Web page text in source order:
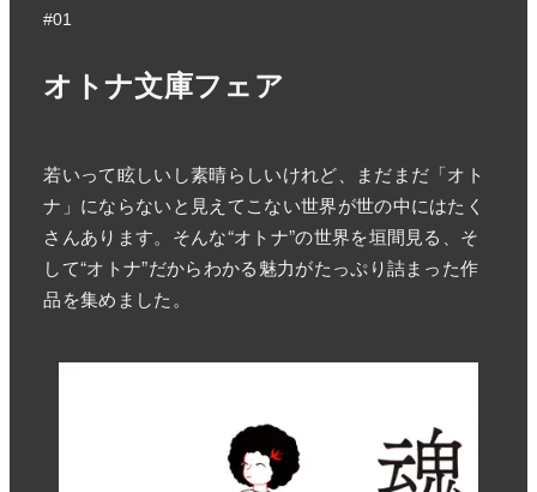
#01
オトナ文庫フェア
若いって眩しいし素晴らしいけれど、まだまだ「オト
ナ」にならないと見えてこない世界が世の中にはたく
さんあります。そんな“オトナ”の世界を垣間見る、そ
して“オトナ”だからわかる魅力がたっぷり詰まった作
品を集めました。